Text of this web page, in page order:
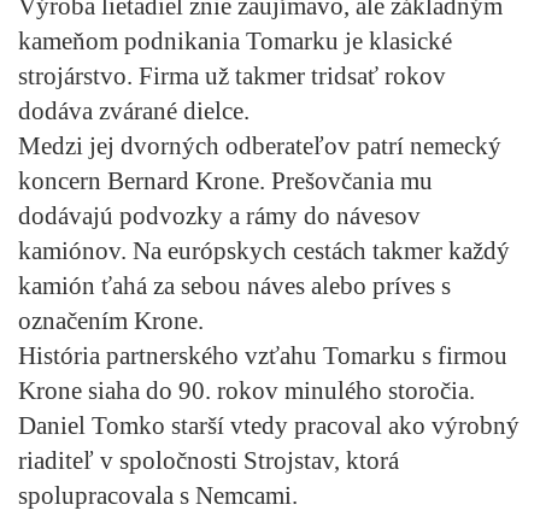
kameňom podnikania Tomarku je klasické
strojárstvo. Firma už takmer tridsať rokov
dodáva zvárané dielce.
Medzi jej dvorných odberateľov patrí nemecký
koncern Bernard Krone. Prešovčania mu
dodávajú podvozky a rámy do návesov
kamiónov. Na európskych cestách takmer každý
kamión ťahá za sebou náves alebo príves s
označením Krone.
História partnerského vzťahu Tomarku s firmou
Krone siaha do 90. rokov minulého storočia.
Daniel Tomko starší vtedy pracoval ako výrobný
riaditeľ v spoločnosti Strojstav, ktorá
spolupracovala s Nemcami.